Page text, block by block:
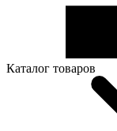
Каталог товаров